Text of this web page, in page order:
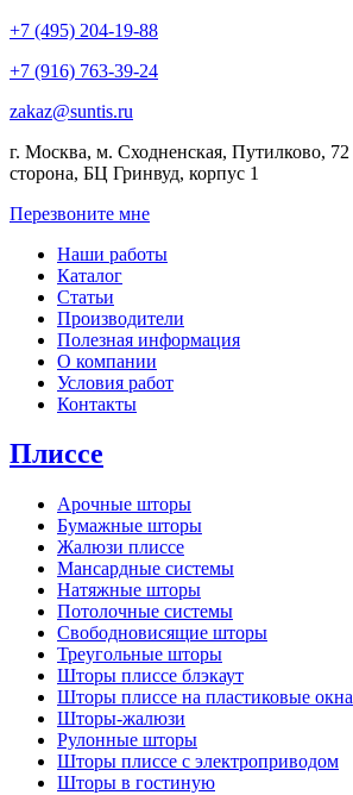
+7 (495) 204-19-88
+7 (916) 763-39-24
zakaz@suntis.ru
г. Москва, м. Сходненская, Путилково,
сторона, БЦ Гринвуд, корпус 1
Перезвоните мне
Наши работы
Каталог
Статьи
Производители
Полезная информация
О компании
Условия работ
Контакты
Плиссе
Арочные шторы
Бумажные шторы
Жалюзи плиссе
Мансардные системы
Натяжные шторы
Потолочные системы
Свободновисящие шторы
Треугольные шторы
Шторы плиссе блэкаут
Шторы плиссе на пластиковые окна
Шторы-жалюзи
Рулонные шторы
Шторы плиссе с электроприводом
Шторы в гостиную